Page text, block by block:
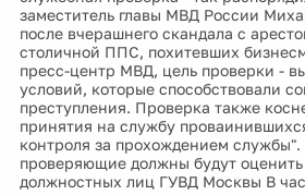
заместитель главы МВД России
после вчерашнего скандала с
столичной ППС, похитевших
пресс-центр МВД, цель проверки -
условий, которые способствовали
преступления. Проверка также
принятия на службу
контроля за прохождением службы".
проверяющие должны будут оценить
должностных лиц ГУВД Москвы В